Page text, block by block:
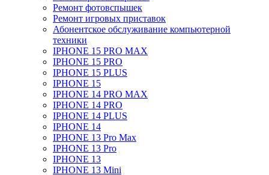
Ремонт фотовспышек
Ремонт игровых приставок
Абонентское обслуживание компьютерной
техники
IPHONE 15 PRO MAX
IPHONE 15 PRO
IPHONE 15 PLUS
IPHONE 15
IPHONE 14 PRO MAX
IPHONE 14 PRO
IPHONE 14 PLUS
IPHONE 14
IPHONE 13 Pro Max
IPHONE 13 Pro
IPHONE 13
IPHONE 13 Mini